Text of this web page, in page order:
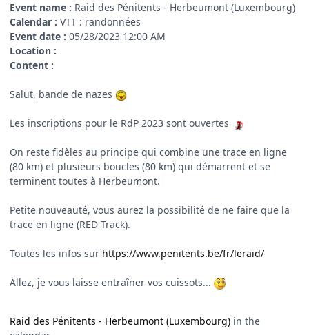
Event name : Raid des Pénitents - Herbeumont (Luxembourg)
Calendar : VTT : randonnées
Event date : 05/28/2023 12:00 AM
Location :
Content :
Salut, bande de nazes
Les inscriptions pour le RdP 2023 sont ouvertes
On reste fidèles au principe qui combine une trace en ligne
(80 km) et plusieurs boucles (80 km) qui démarrent et se
terminent toutes à Herbeumont.
Petite nouveauté, vous aurez la possibilité de ne faire que la
trace en ligne (RED Track).
Toutes les infos sur https://www.penitents.be/fr/leraid/
Allez, je vous laisse entraîner vos cuissots...
Raid des Pénitents - Herbeumont (Luxembourg) in the